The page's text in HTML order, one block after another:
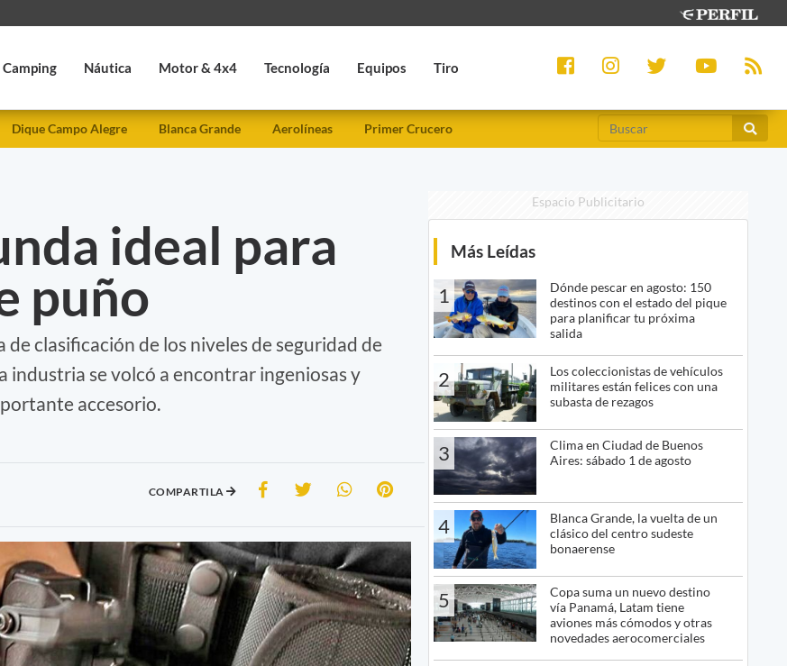
Camping Náutica Motor & 4x4 Tecnología Equipos Tiro
Dique Campo Alegre Blanca Grande Aerolíneas Primer Crucero
ideal para
puño
de clasificación de los niveles de seguridad de
industria se volcó a encontrar ingeniosas y
accesorio.
COMPARTILA
Espacio Publicitario
Más Leídas
1
Dónde pescar en agosto: 150
destinos con el estado del pique
para planificar tu próxima
salida
2
Los coleccionistas de vehículos
militares están felices con una
subasta de rezagos
3
Clima en Ciudad de Buenos
Aires: sábado 1 de agosto
4
Blanca Grande, la vuelta de un
clásico del centro sudeste
bonaerense
5
Copa suma un nuevo destino
vía Panamá, Latam tiene
aviones más cómodos y otras
novedades aerocomerciales